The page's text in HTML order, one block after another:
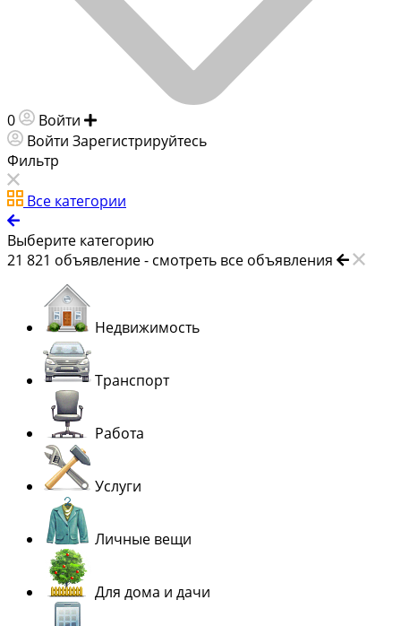
0 Войти
Войти Зарегистрируйтесь
Фильтр
Все категории
Выберите категорию
21 821 объявление - смотреть все объявления
Недвижимость
Транспорт
Работа
Услуги
Личные вещи
Для дома и дачи